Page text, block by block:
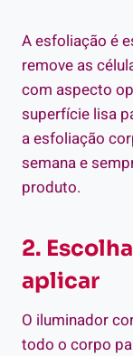
A esfoliação é
remove as
com aspecto
superfície lisa
a esfoliação
semana e
produto.
2.
aplicar
O iluminador
todo o corpo